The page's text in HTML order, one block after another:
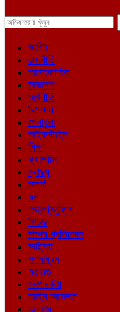
জাতীয়
রাজনীতি
আন্তর্জাতিক
সারাদেশ
অর্থনীতি
বিনোদন
খেলাধুলা
লাইফস্টাইল
শিক্ষা
ক্যাম্পাস
স্বাস্থ্য
চাকরি
ধর্ম
তথ্যপ্রযুক্তি
ফিচার
বিশেষ প্রতিবেদন
সাহিত্য
গণমাধ্যম
মতামত
সম্পাদকীয়
আইন আদালত
অপরাধ